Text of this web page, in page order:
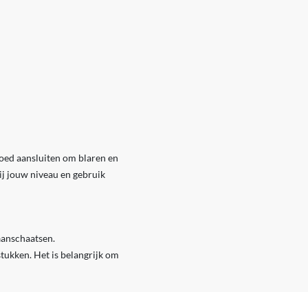
aansluiten om blaren en
jouw niveau en gebruik
Het is belangrijk om